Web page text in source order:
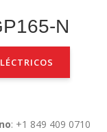
N
: +1 849 409 0710